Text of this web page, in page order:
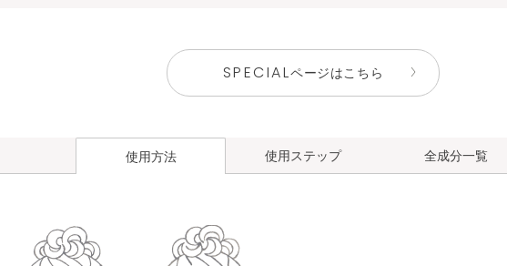
SPECIALページはこちら
使用方法 使用ステップ
洗顔料
角層ケア
化粧水
全成分一覧